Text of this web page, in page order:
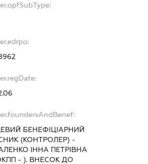
БЕНЕФІЦІАРНИЙ
(КОНТРОЛЕР) -
ІННА ПЕТРІВНА
- ). ВНЕСОК ДО